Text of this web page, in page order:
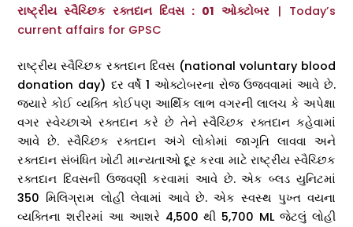
રાષ્ટ્રીય સ્વૈચ્છિક રક્તદાન દિવસ : 01 ઓક્ટોબર| Today’s
current affairs for GPSC
રાષ્ટ્રીય સ્વૈચ્છિક રક્તદાન દિવસ (national voluntary blood
donation day) દર વર્ષે 1 ઓક્ટોબરના રોજ ઉજવવામાં આવે છે.
જ્યારે કોઈ વ્યક્તિ કોઈપણ આર્થિક લાભ વગરની લાલચ કે અપેક્ષા
વગર સ્વેચ્છાએ રક્તદાન કરે છે તેને સ્વૈચ્છિક રક્તદાન કહેવામાં
આવે છે. સ્વૈચ્છિક રક્તદાન અંગે લોકોમાં જાગૃતિ લાવવા અને
રક્તદાન સંબંધિત ખોટી માન્યતાઓ દૂર કરવા માટે રાષ્ટ્રીય સ્વૈચ્છિક
રક્તદાન દિવસની ઉજવણી કરવામાં આવે છે. એક બ્લડ યુનિટમાં
350 મિલિગ્રામ લોહી લેવામાં આવે છે. એક સ્વસ્થ પુખ્ત વયના
વ્યક્તિના શરીરમાં આ આશરે 4,500 થી 5,700 ML જેટલું લોહી